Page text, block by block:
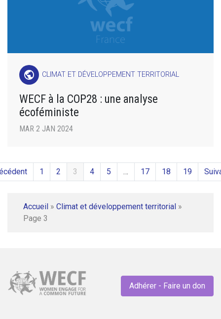
public CLIMAT ET DÉVELOPPEMENT TERRITORIAL
WECF à la COP28 : une analyse
écoféministe
MAR 2 JAN 2024
1 2 3 4 5 … 17 18 19
Accueil » Climat et développement territorial »
Page 3
Adhérer - Faire un don